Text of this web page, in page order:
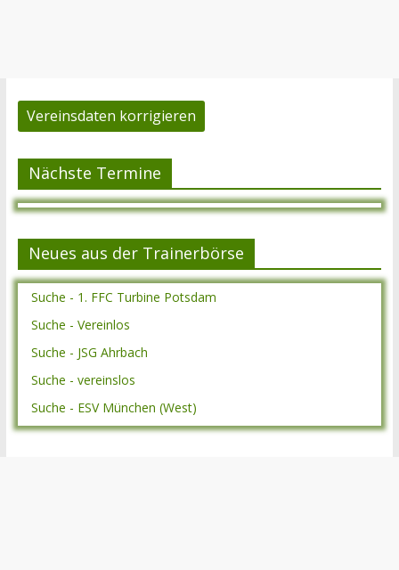
Vereinsdaten korrigieren
Nächste Termine
Neues aus der Trainerbörse
Suche - 1. FFC Turbine Potsdam
Suche - Vereinlos
Suche - JSG Ahrbach
Suche - vereinslos
Suche - ESV München (West)